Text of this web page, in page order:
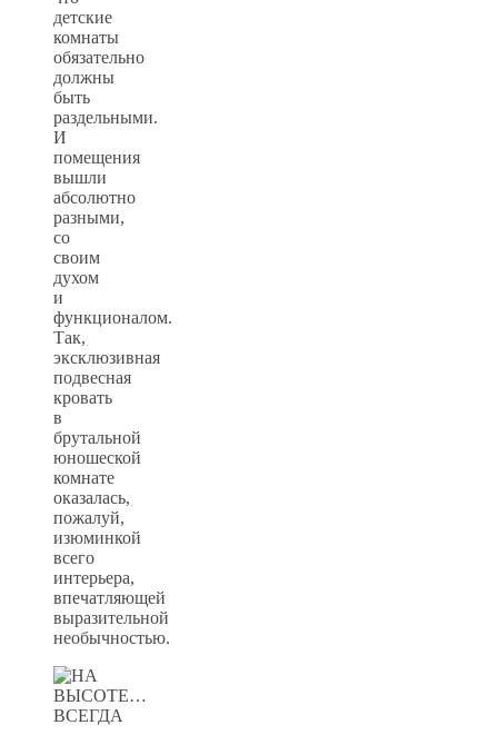
детские
комнаты
обязательно
должны
быть
раздельными.
И
помещения
вышли
абсолютно
разными,
со
своим
духом
и
функционалом.
Так,
эксклюзивная
подвесная
кровать
в
брутальной
юношеской
комнате
оказалась,
пожалуй,
изюминкой
всего
интерьера,
впечатляющей
выразительной
необычностью.